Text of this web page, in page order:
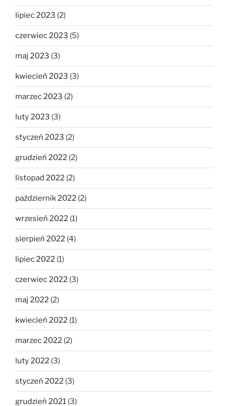
lipiec 2023 (2)
czerwiec 2023 (5)
maj 2023 (3)
kwiecień 2023 (3)
marzec 2023 (2)
luty 2023 (3)
styczeń 2023 (2)
grudzień 2022 (2)
listopad 2022 (2)
październik 2022 (2)
wrzesień 2022 (1)
sierpień 2022 (4)
lipiec 2022 (1)
czerwiec 2022 (3)
maj 2022 (2)
kwiecień 2022 (1)
marzec 2022 (2)
luty 2022 (3)
styczeń 2022 (3)
grudzień 2021 (3)